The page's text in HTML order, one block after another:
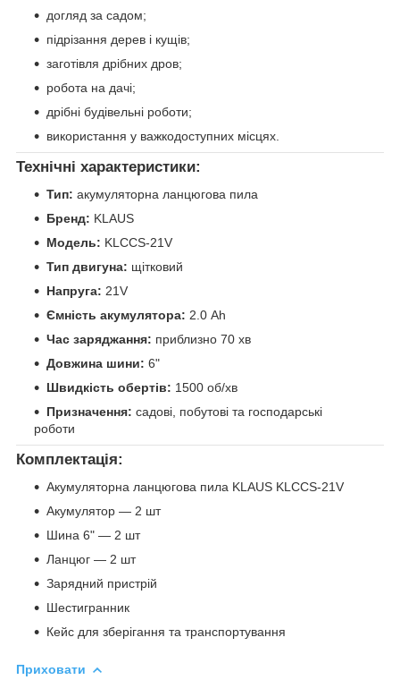
догляд за садом;
підрізання дерев і кущів;
заготівля дрібних дров;
робота на дачі;
дрібні будівельні роботи;
використання у важкодоступних місцях.
Технічні характеристики:
Тип: акумуляторна ланцюгова пила
Бренд: KLAUS
Модель: KLCCS-21V
Тип двигуна: щітковий
Напруга: 21V
Ємність акумулятора: 2.0 Ah
Час заряджання: приблизно 70 хв
Довжина шини: 6"
Швидкість обертів: 1500 об/хв
Призначення: садові, побутові та господарські
роботи
Комплектація:
Акумуляторна ланцюгова пила KLAUS KLCCS-21V
Акумулятор — 2 шт
Шина 6" — 2 шт
Ланцюг — 2 шт
Зарядний пристрій
Шестигранник
Кейс для зберігання та транспортування
Приховати